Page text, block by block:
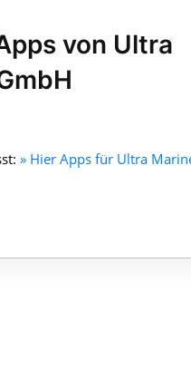
von Ultra
» Hier Apps für Ultra